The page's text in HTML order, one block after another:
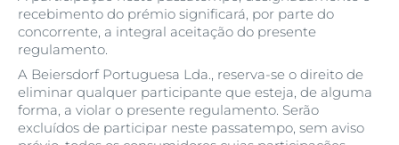
recebimento do prémio significará, por parte do
concorrente, a integral aceitação do presente
regulamento.
A Beiersdorf Portuguesa Lda., reserva-se o direito de
eliminar qualquer participante que esteja, de alguma
forma, a violar o presente regulamento. Serão
excluídos de participar neste passatempo, sem aviso